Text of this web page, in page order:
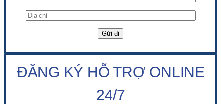
ĐĂNG KÝ HỖ TRỢ ONLINE
24/7